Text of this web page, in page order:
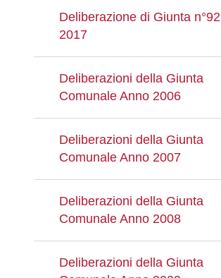
Deliberazione di Giunta n°92
2017
Deliberazioni della Giunta
Comunale Anno 2006
Deliberazioni della Giunta
Comunale Anno 2007
Deliberazioni della Giunta
Comunale Anno 2008
Deliberazioni della Giunta